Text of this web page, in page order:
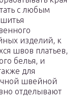
с любым
изделий, к
швов платьев,
белья, и
для
швейной
отделывают